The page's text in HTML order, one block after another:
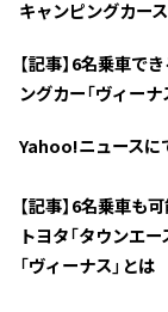
キャンピングカー
【記事】6名乗車で
ングカー「ヴィー
Yahoo!ニュースに
【記事】6名乗車も
トヨタ「タウンエ
「ヴィーナス」とは